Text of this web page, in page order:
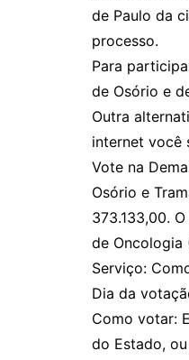
de Paulo da
processo.
Para
de Osório e
Outra
internet você
Vote na
Osório e
373.133,00.
de Oncologia
Serviço:
Dia da
Como votar:
do Estado,